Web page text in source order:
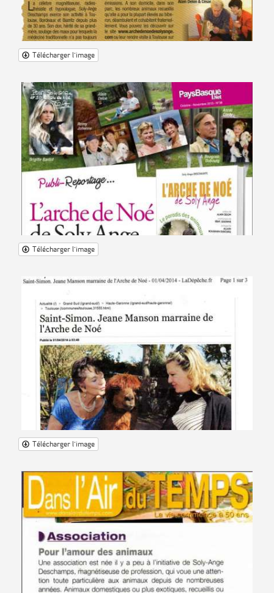
Télécharger l'image
Télécharger l'image
Télécharger l'image